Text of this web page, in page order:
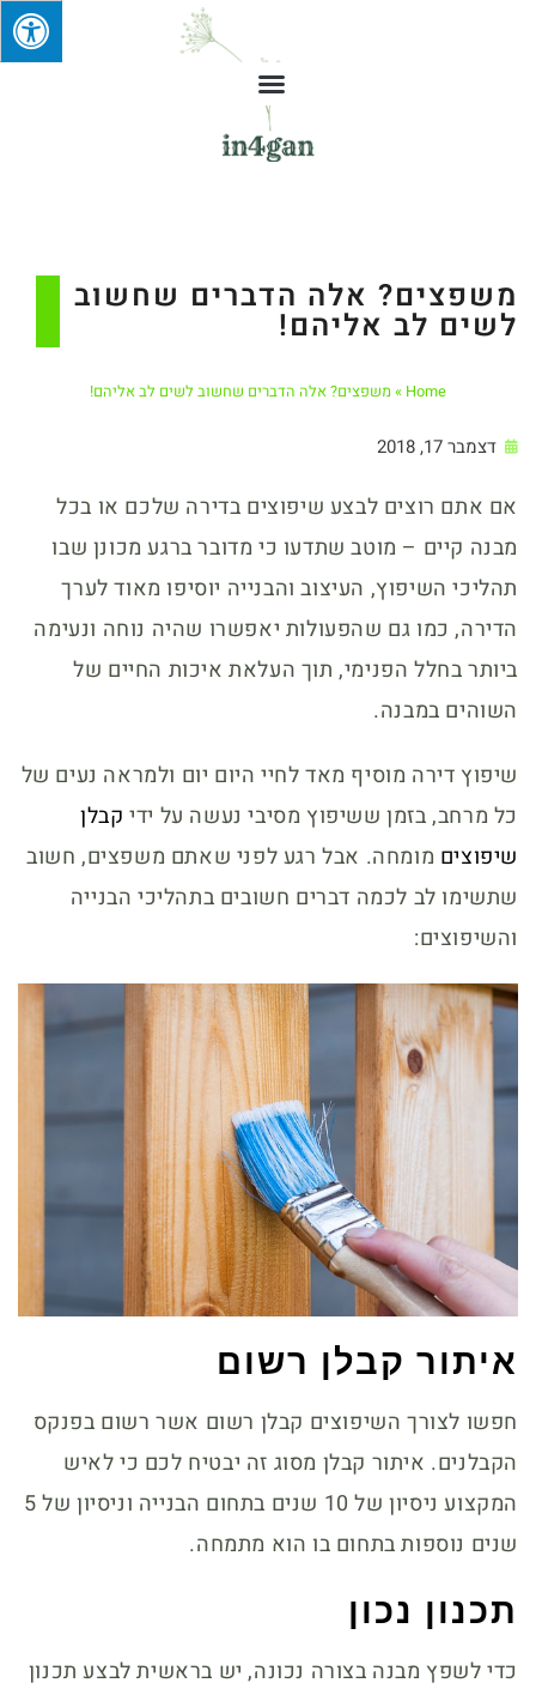
משפצים? אלה הדברים שחשוב
לשים לב אליהם!
Home
»משפצים? אלה הדברים שחשוב לשים לב אליהם!
דצמבר 17, 2018
אם אתם רוצים לבצע שיפוצים בדירה שלכם או בכל
מבנה קיים – מוטב שתדעו כי מדובר ברגע מכונן שבו
תהליכי השיפוץ, העיצוב והבנייה יוסיפו מאוד לערך
הדירה, כמו גם שהפעולות יאפשרו שהיה נוחה ונעימה
ביותר בחלל הפנימי, תוך העלאת איכות החיים של
השוהים במבנה.
שיפוץ דירה מוסיף מאד לחיי היום יום ולמראה נעים של
כל מרחב, בזמן ששיפוץ מסיבי נעשה על ידי קבלן
שיפוצים מומחה. אבל רגע לפני שאתם משפצים, חשוב
שתשימו לב לכמה דברים חשובים בתהליכי הבנייה
והשיפוצים:
איתור קבלן רשום
חפשו לצורך השיפוצים קבלן רשום אשר רשום בפנקס
הקבלנים. איתור קבלן מסוג זה יבטיח לכם כי לאיש
המקצוע ניסיון של 10 שנים בתחום הבנייה וניסיון של 5
שנים נוספות בתחום בו הוא מתמחה.
תכנון נכון
כדי לשפץ מבנה בצורה נכונה, יש בראשית לבצע תכנון